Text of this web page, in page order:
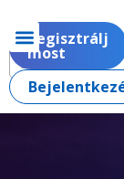
Regisztrálj
most